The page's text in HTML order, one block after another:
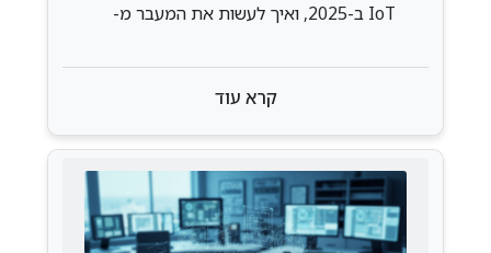
IoT ב-2025, ואיך לעשות את המעבר מ-
צעד.
קרא עוד